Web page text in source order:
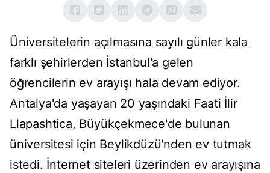
Üniversitelerin açılmasına sayılı günler kala
farklı şehirlerden İstanbul'a gelen
öğrencilerin ev arayışı hala devam ediyor.
Antalya'da yaşayan 20 yaşındaki Faati İlir
Llapashtica, Büyükçekmece'de bulunan
üniversitesi için Beylikdüzü'nden ev tutmak
istedi. İnternet siteleri üzerinden ev arayışına